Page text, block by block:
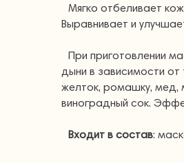
Мягко отбеливает
Выравнивает и
При приготовлении
дыни в зависимости
желток, ромашку, мед,
виноградный сок.
Входит в состав: